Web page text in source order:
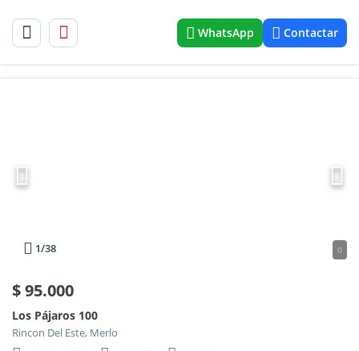
WhatsApp Contactar
1/38 0
$95.000
Los Pájaros 100
Rincon Del Este, Merlo